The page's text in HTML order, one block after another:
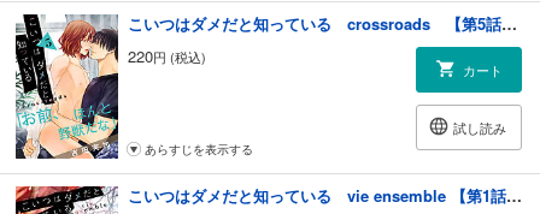
こいつはダメだと知っている crossroads 【第5話】【特典付き】
220円 (税込)
カート
試し読み
あらすじを表示する
こいつはダメだと知っている vie ensemble 【第1話】【特典付き】